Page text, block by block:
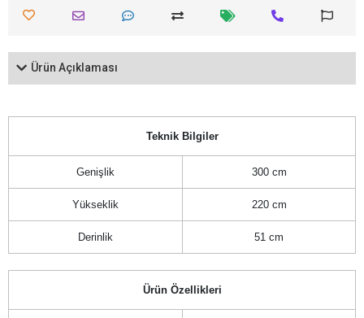
Ürün Açıklaması
Teknik Bilgiler
Genişlik 300 cm
Yükseklik 220 cm
Derinlik 51 cm
Ürün Özellikleri